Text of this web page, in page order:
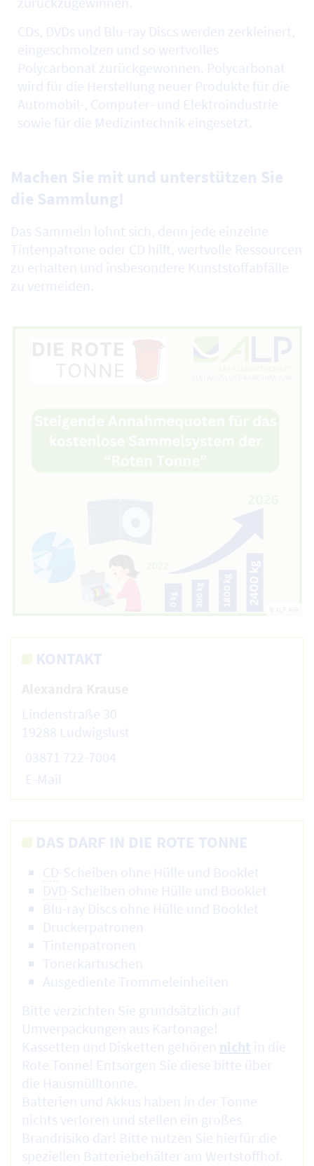
CDs, DVDs und Blu-ray Discs werden zerkleinert,
eingeschmolzen und so wertvolles
Polycarbonat zurückgewonnen. Polycarbonat
wird für die Herstellung neuer Produkte für die
Automobil-, Computer- und Elektroindustrie
sowie für die Medizintechnik eingesetzt.
Machen Sie mit und unterstützen Sie
die Sammlung!
Das Sammeln lohnt sich, denn jede einzelne
Tintenpatrone oder CD hilft, wertvolle Ressourcen
zu erhalten und insbesondere Kunststoffabfälle
zu vermeiden.
KONTAKT
Lindenstraße 30
19288 Ludwigslust
03871 722-7004
E-Mail
DAS DARF IN DIE ROTE TONNE
CD-Scheiben ohne Hülle und Booklet
DVD-Scheiben ohne Hülle und Booklet
Blu-ray Discs ohne Hülle und Booklet
Druckerpatronen
Tintenpatronen
Tonerkartuschen
Ausgediente Trommeleinheiten
Bitte verzichten Sie grundsätzlich auf
Umverpackungen aus Kartonage!
Kassetten und Disketten gehören nicht in die
Rote Tonne! Entsorgen Sie diese bitte über
die Hausmülltonne.
Batterien und Akkus haben in der Tonne
nichts verloren und stellen ein großes
Brandrisiko dar! Bitte nutzen Sie hierfür die
speziellen Batteriebehälter am Wertstoffhof.